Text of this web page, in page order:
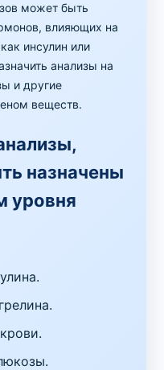
может быть
влияющих на
инсулин или
анализы на
и другие
веществ.
назначены
уровня